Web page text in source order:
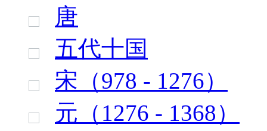
唐
五代十国
宋（978 - 1276）
元（1276 - 1368）